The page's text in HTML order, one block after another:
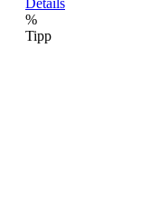
%
Tipp